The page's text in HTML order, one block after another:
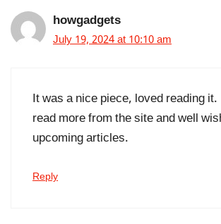
howgadgets
July 19, 2024 at 10:10 am
It was a nice piece, loved reading it.
read more from the site and well
upcoming articles.
Reply